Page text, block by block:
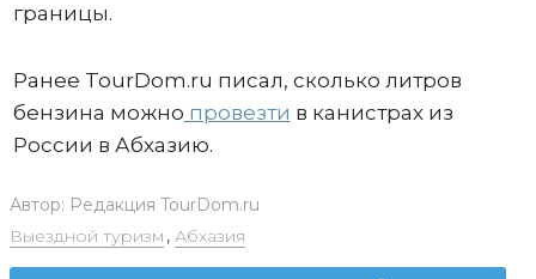
границы.
Ранее TourDom.ru писал, сколько литров
бензина можно провезти в канистрах из
России в Абхазию.
Автор: Редакция TourDom.ru
Выездной туризм , Абхазия